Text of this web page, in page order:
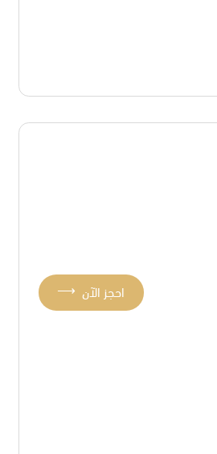
⟶ احجز الآن